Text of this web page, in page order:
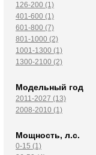
126-200 (1)
401-600 (1)
601-800 (7)
801-1000 (2)
1001-1300 (1)
1300-2100 (2)
Модельный год
2011-2027 (13)
2008-2010 (1)
Мощность, л.с.
0-15 (1)